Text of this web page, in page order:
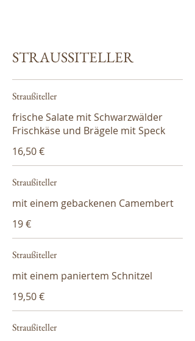
STRAUSSITELLER
Straußiteller
frische Salate mit Schwarzwälder
Frischkäse und Brägele mit Speck
16,50 €
Straußiteller
mit einem gebackenen Camembert
19 €
Straußiteller
mit einem paniertem Schnitzel
19,50 €
Straußiteller